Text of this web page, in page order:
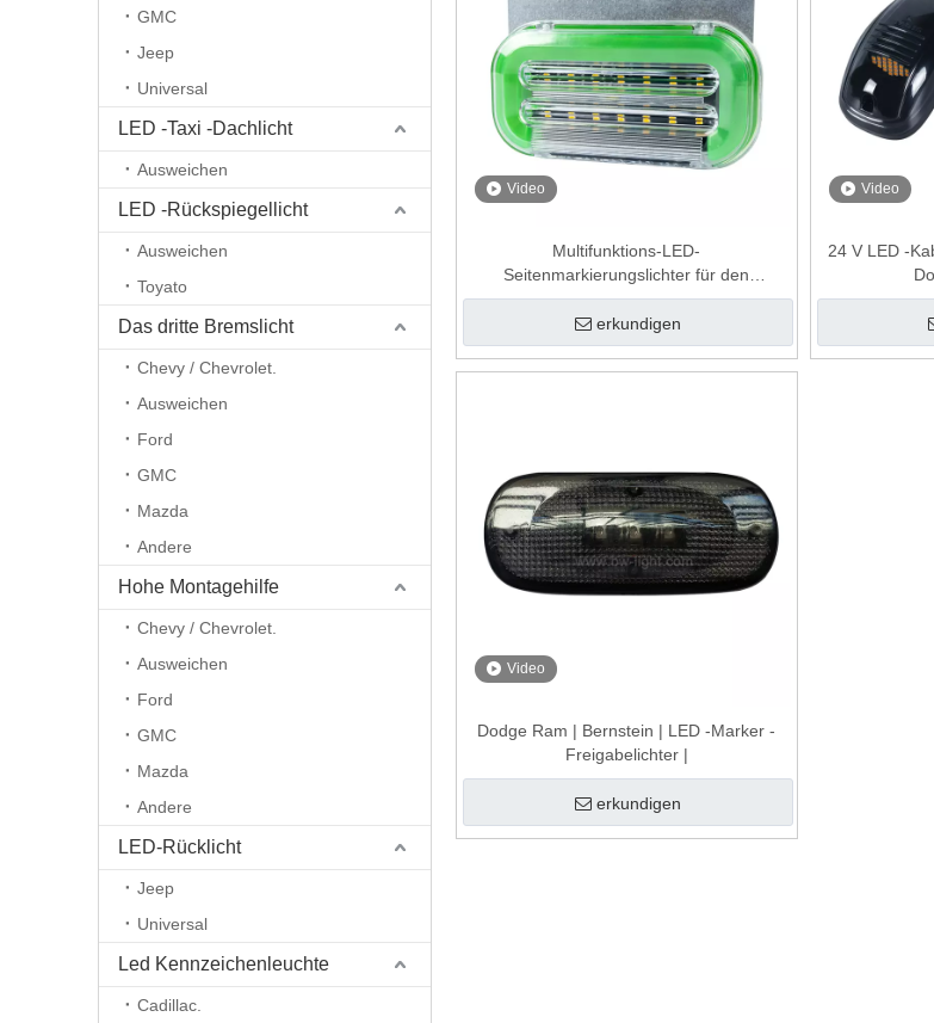
GMC
Jeep
Universal
LED -Taxi -Dachlicht
Ausweichen
LED -Rückspiegellicht
Ausweichen
Toyato
Das dritte Bremslicht
Chevy / Chevrolet.
Ausweichen
Ford
GMC
Mazda
Andere
Hohe Montagehilfe
Chevy / Chevrolet.
Ausweichen
Ford
GMC
Mazda
Andere
LED-Rücklicht
Jeep
Universal
Led Kennzeichenleuchte
Cadillac.
Video
Multifunktions-LED-
Seitenmarkierungslichter für den
Frachtwagen Van
erkundigen
Video
24 V LED -
Video
Dodge Ram | Bernstein | LED -Marker -
Freigabelichter |
erkundigen